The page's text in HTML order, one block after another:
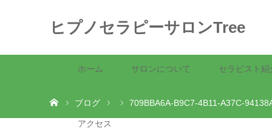
ヒプノセラピーサロンTree
ホーム サロンについて セラピスト紹
アクセス
ブログ 709BBA6A-B9C7-4B11-A37C-